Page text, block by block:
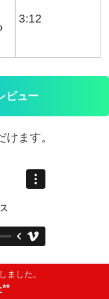
ました。
**
3:12
ビュー
ます。